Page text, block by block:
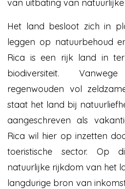
van uitbating van
Het land besloot zich in
leggen op natuurbehoud
Rica is een rijk land in
biodiversiteit.
regenwouden vol
staat het land bij
aangeschreven als
Rica wil hier op inzetten
toeristische sector. Op
natuurlijke rijkdom van het
langdurige bron van